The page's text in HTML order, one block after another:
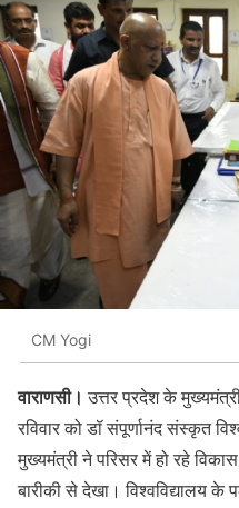
CM Yogi
वाराणसी। उत्तर प्रदेश के
रविवार को डॉ संपूर्णानंद संस्कृत
मुख्यमंत्री ने परिसर में हो रहे
बारीकी से देखा। विश्वविद्यालय के